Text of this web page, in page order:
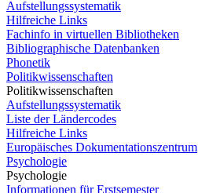
Aufstellungssystematik
Hilfreiche Links
Fachinfo in virtuellen Bibliotheken
Bibliographische Datenbanken
Phonetik
Politikwissenschaften
Politikwissenschaften
Aufstellungssystematik
Liste der Ländercodes
Hilfreiche Links
Europäisches Dokumentationszentrum
Psychologie
Psychologie
Informationen für Erstsemester